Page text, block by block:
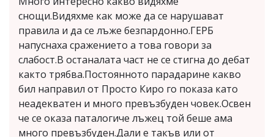
снощи.Видяхме как може да се нарушават
правила и да се лъже безпардонно.ГЕРБ
напуснаха сражението а това говори за
слабост.В останалата част не се стигна до дебат
както трябва.Постоянното парадарине какво
бил направил от Просто Киро го показа като
неадекватен и много превъзбуден човек.Освен
че се оказа паталогиче лъжец той беше ама
много превъзбуден.Дали е такъв или от